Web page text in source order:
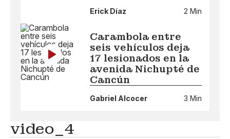
Erick Díaz 2 Min
Carambola entre
seis vehículos deja
17 lesionados en la
avenida Nichupté de
Cancún
Gabriel Alcocer 3 Min
video_4